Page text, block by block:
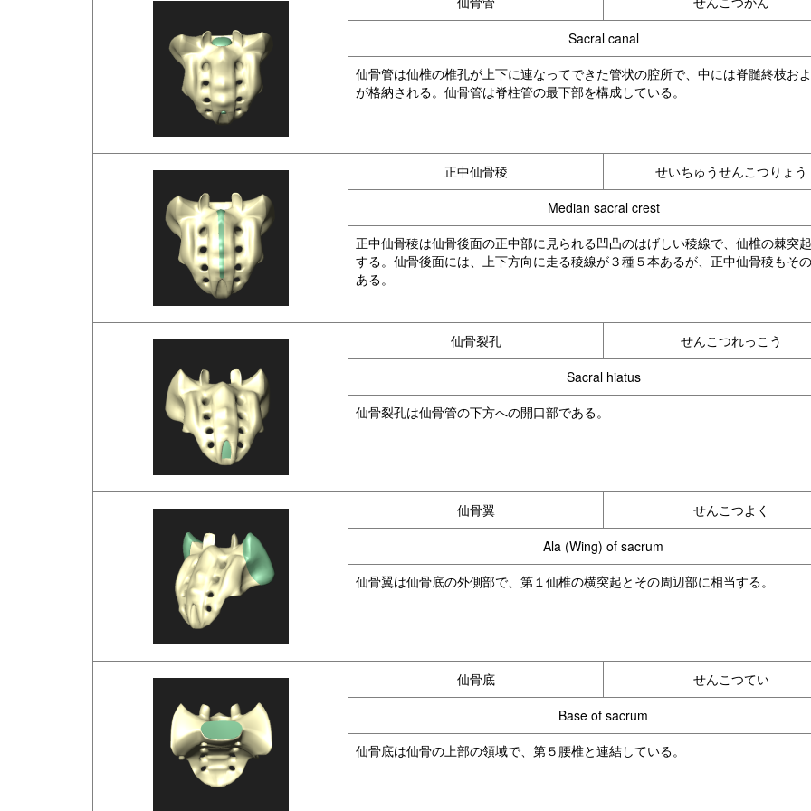
Sacral canal
仙骨管は仙椎の椎孔が上下に連なってできた管状の腔所で、中には脊髄終枝お
が格納される。仙骨管は脊柱管の最下部を構成している。
正中仙骨稜
せいちゅうせんこつりょう
Median sacral crest
正中仙骨稜は仙骨後面の正中部に見られる凹凸のはげしい稜線で、仙椎の棘突
する。仙骨後面には、上下方向に走る稜線が３種５本あるが、正中仙骨稜もそ
ある。
仙骨裂孔
せんこつれっこう
Sacral hiatus
仙骨裂孔は仙骨管の下方への開口部である。
仙骨翼
せんこつよく
Ala (Wing) of sacrum
仙骨翼は仙骨底の外側部で、第１仙椎の横突起とその周辺部に相当する。
仙骨底
せんこつてい
Base of sacrum
仙骨底は仙骨の上部の領域で、第５腰椎と連結している。